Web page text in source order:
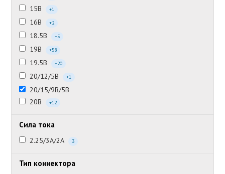
15В +1
16В +2
18.5В +5
19В +58
19.5В +20
20/12/5В +1
20/15/9В/5В
20В
+12
Сила тока
2.25/3А/2А 3
Тип коннектора